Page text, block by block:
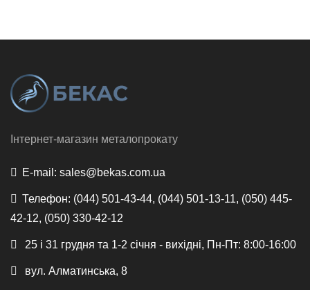
Інтернет-магазин металопрокату
E-mail: sales@bekas.com.ua
Телефон: (044) 501-43-44, (044) 501-13-11, (050) 445-
42-12, (050) 330-42-12
25 і 31 грудня та 1-2 січня - вихідні, Пн-Пт: 8:00-16:00
вул. Алматинська, 8